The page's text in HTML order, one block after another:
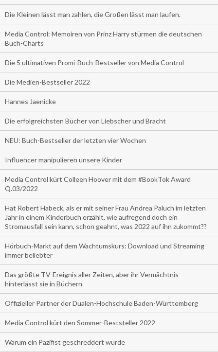
Die Kleinen lässt man zahlen, die Großen lässt man laufen.
Media Control: Memoiren von Prinz Harry stürmen die deutschen
Buch-Charts
Die 5 ultimativen Promi-Buch-Bestseller von Media Control
Die Medien-Bestseller 2022
Hannes Jaenicke
Die erfolgreichsten Bücher von Liebscher und Bracht
NEU: Buch-Bestseller der letzten vier Wochen
Influencer manipulieren unsere Kinder
Media Control kürt Colleen Hoover mit dem #BookTok Award
Q.03/2022
Hat Robert Habeck, als er mit seiner Frau Andrea Paluch im letzten
Jahr in einem Kinderbuch erzählt, wie aufregend doch ein
Stromausfall sein kann, schon geahnt, was 2022 auf ihn zukommt??
Hörbuch-Markt auf dem Wachtumskurs: Download und Streaming
immer beliebter
Das größte TV-Ereignis aller Zeiten, aber ihr Vermächtnis
hinterlässt sie in Büchern
Offizieller Partner der Dualen-Hochschule Baden-Württemberg
Media Control kürt den Sommer-Beststeller 2022
Warum ein Pazifist geschreddert wurde